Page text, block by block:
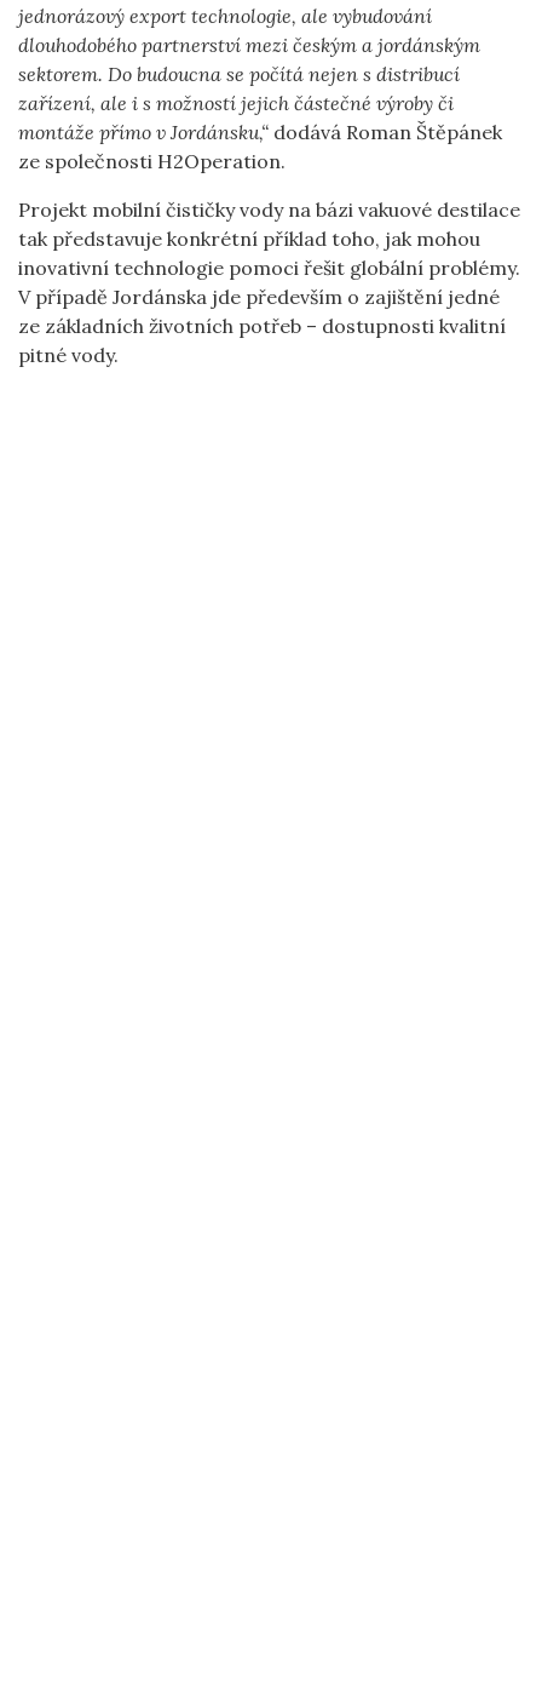
jednorázový export technologie, ale vybudování
dlouhodobého partnerství mezi českým a jordánským
sektorem. Do budoucna se počítá nejen s distribucí
zařízení, ale i s možností jejich částečné výroby či
montáže přímo v Jordánsku,“ dodává Roman Štěpánek
ze společnosti H2Operation.
Projekt mobilní čističky vody na bázi vakuové destilace
tak představuje konkrétní příklad toho, jak mohou
inovativní technologie pomoci řešit globální problémy.
V případě Jordánska jde především o zajištění jedné
ze základních životních potřeb – dostupnosti kvalitní
pitné vody.